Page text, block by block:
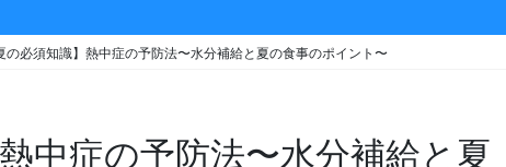
の必須知識】熱中症の予防法〜水分補給と夏の食事のポイント〜
中症の予防法〜水分補給と夏